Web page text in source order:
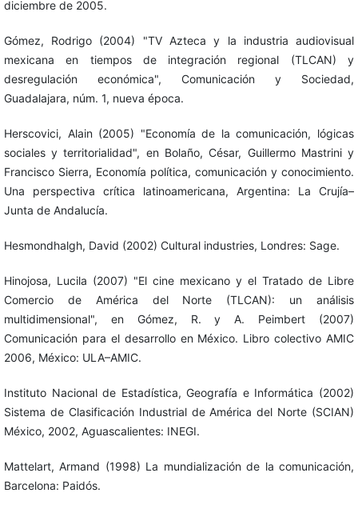
diciembre de 2005.
Gómez, Rodrigo (2004) "TV Azteca y la industria audiovisual
mexicana en tiempos de integración regional (TLCAN) y
desregulación económica", Comunicación y Sociedad,
Guadalajara, núm. 1, nueva época.
Herscovici, Alain (2005) "Economía de la comunicación, lógicas
sociales y territorialidad", en Bolaño, César, Guillermo Mastrini y
Francisco Sierra, Economía política, comunicación y conocimiento.
Una perspectiva crítica latinoamericana, Argentina: La Crujía–
Junta de Andalucía.
Hesmondhalgh, David (2002) Cultural industries, Londres: Sage.
Hinojosa, Lucila (2007) "El cine mexicano y el Tratado de Libre
Comercio de América del Norte (TLCAN): un análisis
multidimensional", en Gómez, R. y A. Peimbert (2007)
Comunicación para el desarrollo en México. Libro colectivo AMIC
2006, México: ULA–AMIC.
Instituto Nacional de Estadística, Geografía e Informática (2002)
Sistema de Clasificación Industrial de América del Norte (SCIAN)
México, 2002, Aguascalientes: INEGI.
Mattelart, Armand (1998) La mundialización de la comunicación,
Barcelona: Paidós.